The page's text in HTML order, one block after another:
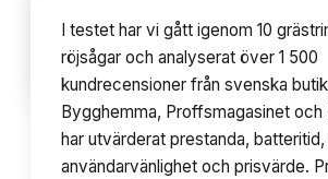
Innehållsförteckning
I testet har vi gått igenom 10
röjsågar och analyserat över 1 500
kundrecensioner från svenska
Bygghemma, Proffsmagasinet och
har utvärderat prestanda,
användarvänlighet och prisvärde.